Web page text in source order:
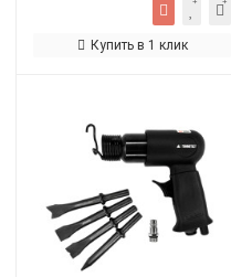
Купить в 1 клик